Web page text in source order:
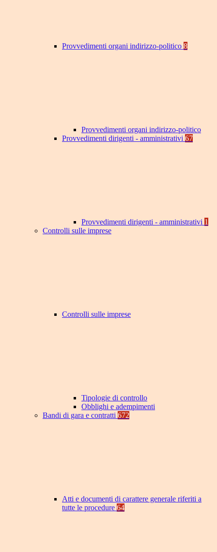
Provvedimenti organi indirizzo-politico 8
Provvedimenti organi indirizzo-politico
Provvedimenti dirigenti - amministrativi 67
Provvedimenti dirigenti - amministrativi 1
Controlli sulle imprese
Controlli sulle imprese
Tipologie di controllo
Obblighi e adempimenti
Bandi di gara e contratti 672
Atti e documenti di carattere generale riferiti a
tutte le procedure 64